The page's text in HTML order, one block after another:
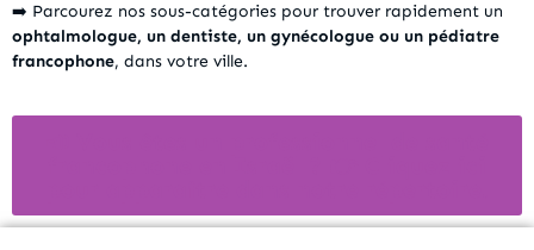
➡️ Parcourez nos sous-catégories pour trouver rapidement un
ophtalmologue, un dentiste, un gynécologue ou un pédiatre
francophone, dans votre ville.